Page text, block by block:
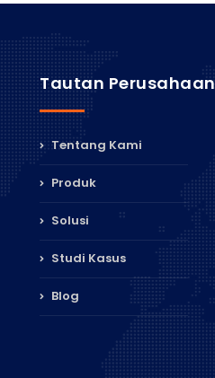
Tautan Perusahaan
Tentang Kami
Produk
Solusi
Studi Kasus
Blog